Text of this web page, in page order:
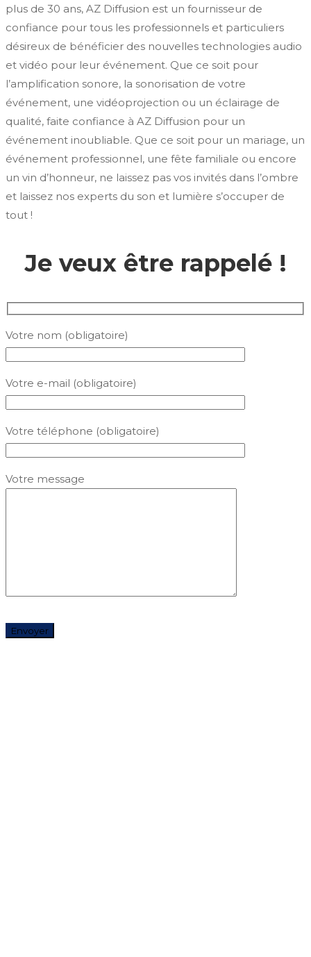
plus de 30 ans, AZ Diffusion est un fournisseur de
confiance pour tous les professionnels et particuliers
désireux de bénéficier des nouvelles technologies audio
et vidéo pour leur événement. Que ce soit pour
l’amplification sonore, la sonorisation de votre
événement, une vidéoprojection ou un éclairage de
qualité, faite confiance à AZ Diffusion pour un
événement inoubliable. Que ce soit pour un mariage, un
événement professionnel, une fête familiale ou encore
un vin d’honneur, ne laissez pas vos invités dans l’ombre
et laissez nos experts du son et lumière s’occuper de
tout !
Je veux être rappelé !
Votre nom (obligatoire)
Votre e-mail (obligatoire)
Votre téléphone (obligatoire)
Votre message